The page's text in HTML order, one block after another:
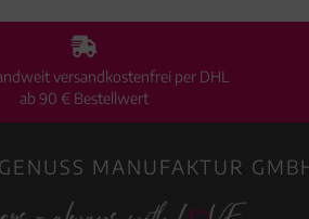
versandkostenfrei per DHL
ab 90 € Bestellwert
MANUFAKTUR